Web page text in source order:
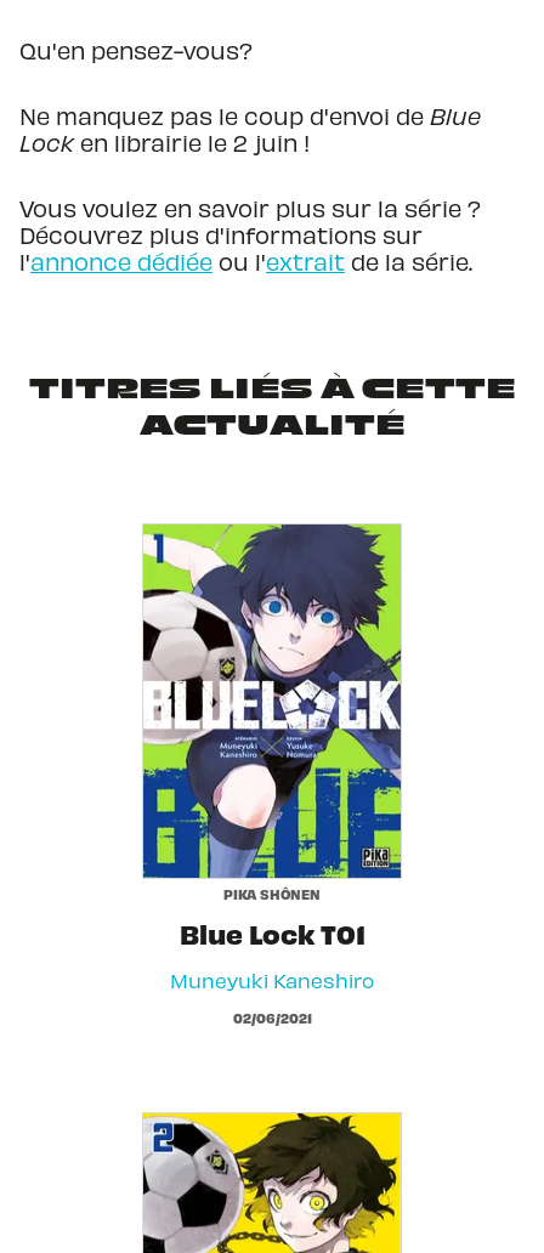
Qu'en pensez-vous?
Ne manquez pas le coup d'envoi de Blue
Locken librairie le 2 juin !
Vous voulez en savoir plus sur la série ?
Découvrez plus d'informations sur
l'annonce dédiée ou l'extrait de la série.
TITRES LIÉS À CETTE
ACTUALITÉ
PIKA SHÔNEN
Blue Lock T01
Muneyuki Kaneshiro
02/06/2021